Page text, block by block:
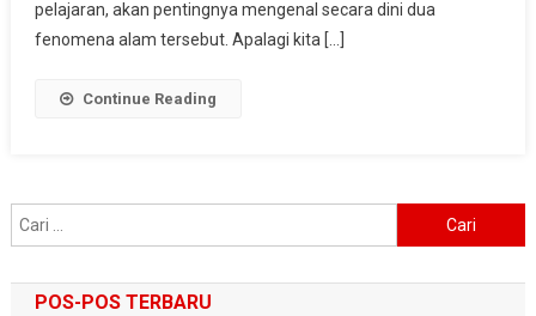
Saat
Menghadapi
pelajaran, akan pentingnya mengenal secara dini dua
fenomena alam tersebut. Apalagi kita […]
Continue Reading
untuk:
POS-POS TERBARU